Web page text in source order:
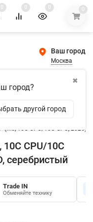
0 0 0 0
Ваш город
Москва
✖
город?
другой город
и получи
покупке в
(M5, 10C CPU/10C GPU, 2026),
CPU/10C
серебристый
Trade IN
Обменяйте технику